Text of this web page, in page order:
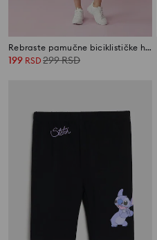
Rebraste pamučne biciklističke helanke
199 RSD 299RSD